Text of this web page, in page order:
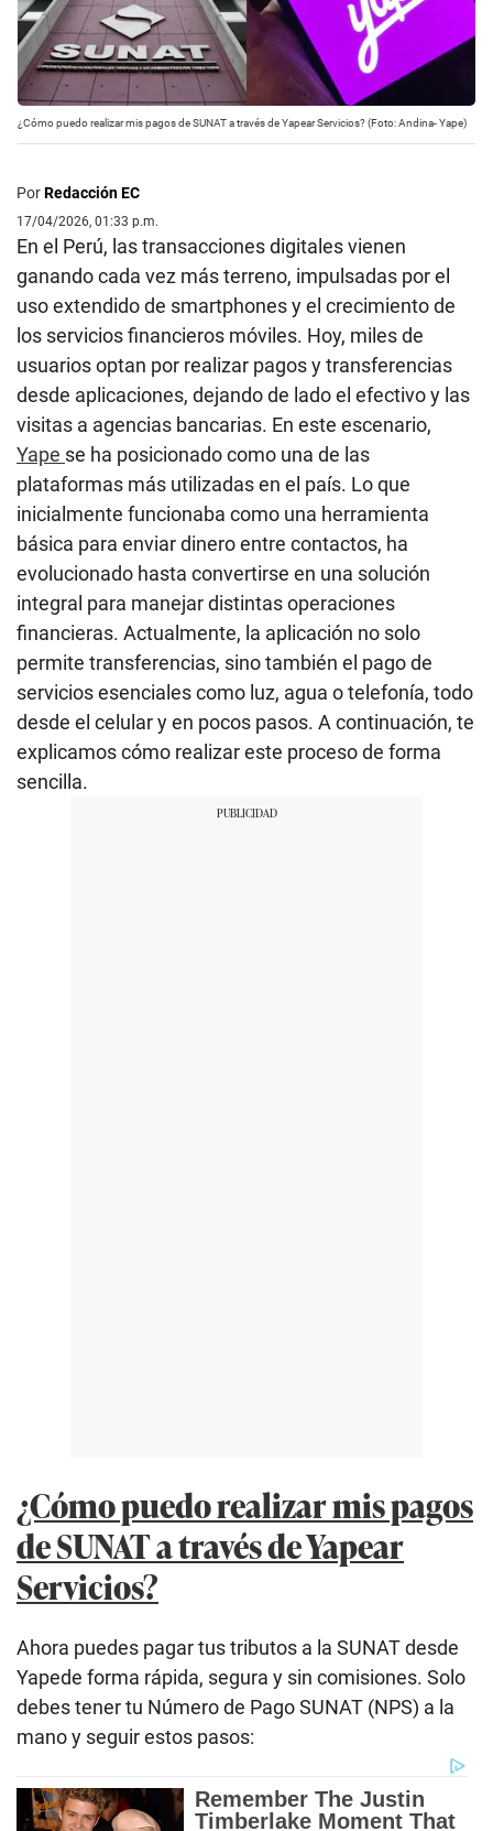
¿Cómo puedo realizar mis pagos de SUNAT a través de Yapear Servicios? (Foto: Andina- Yape)
PorRedacción EC
17/04/2026, 01:33 p.m.
En el Perú, las transacciones digitales vienen
ganando cada vez más terreno, impulsadas por el
uso extendido de smartphones y el crecimiento de
los servicios financieros móviles. Hoy, miles de
usuarios optan por realizar pagos y transferencias
desde aplicaciones, dejando de lado el efectivo y las
visitas a agencias bancarias. En este escenario,
Yape se ha posicionado como una de las
plataformas más utilizadas en el país. Lo que
inicialmente funcionaba como una herramienta
básica para enviar dinero entre contactos, ha
evolucionado hasta convertirse en una solución
integral para manejar distintas operaciones
financieras. Actualmente, la aplicación no solo
permite transferencias, sino también el pago de
servicios esenciales como luz, agua o telefonía, todo
desde el celular y en pocos pasos. A continuación, te
explicamos cómo realizar este proceso de forma
sencilla.
¿Cómo puedo realizar mis pagos
de SUNAT a través de Yapear
Servicios?
Ahora puedes pagar tus tributos a la SUNAT desde
Yapede forma rápida, segura y sin comisiones. Solo
debes tener tu Número de Pago SUNAT (NPS) a la
mano y seguir estos pasos: